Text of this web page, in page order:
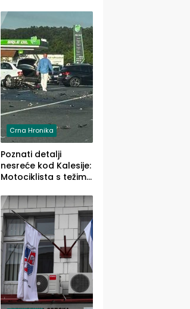
Crna Hronika
Poznati detalji
nesreće kod Kalesije:
Motociklista s težim,
lakšim povredama